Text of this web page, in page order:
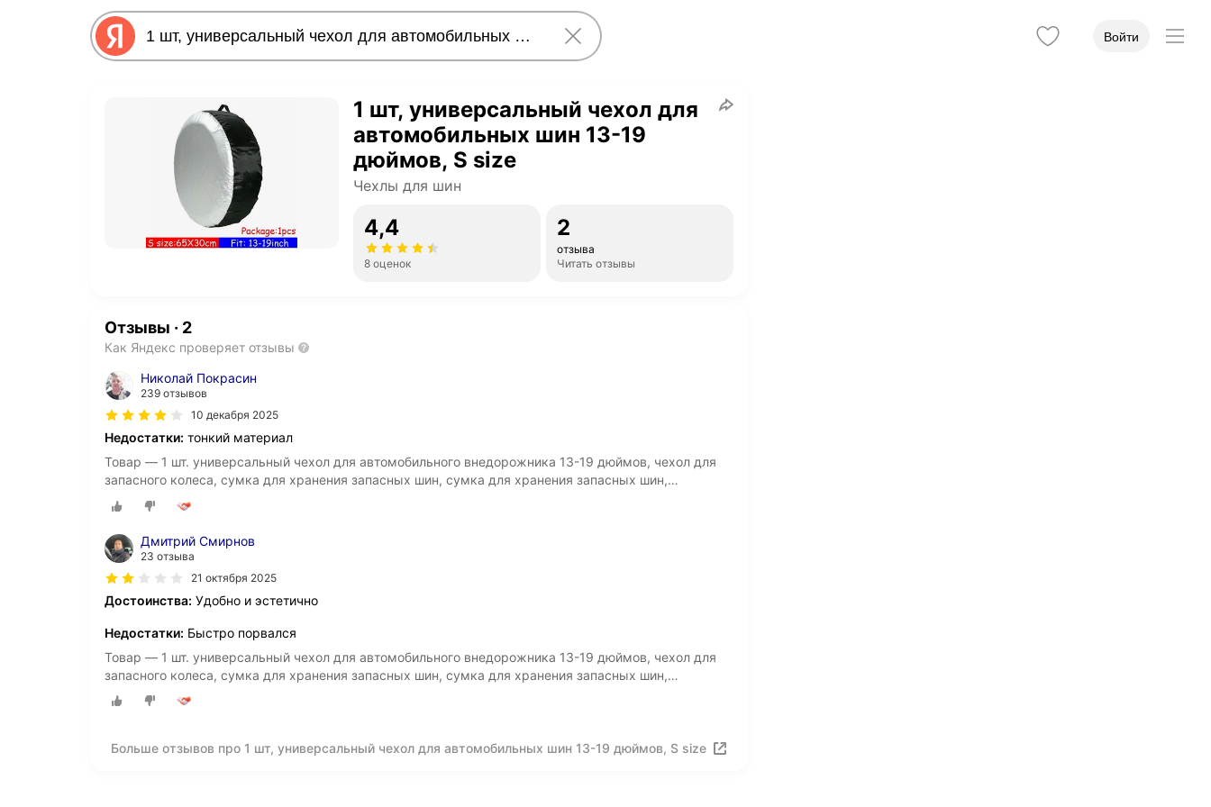
Войти
1 шт, универсальный чехол для
автомобильных шин 13-19
дюймов, S size
Чехлы для шин
4,4
8 оценок
2
отзыва
Читать отзывы
Отзывы · 2
Как Яндекс проверяет отзывы
Николай Покрасин
239 отзывов
10 декабря 2025
Недостатки: тонкий материал
Товар — 1 шт. универсальный чехол для автомобильного внедорожника 13-19 дюймов, чехол для
запасного колеса, сумка для хранения запасных шин, сумка для хранения запасных шин,
полиэстер, Оксфорд, чехол для покрышки на заказ
Дмитрий Смирнов
23 отзыва
21 октября 2025
Достоинства: Удобно и эстетично
Недостатки: Быстро порвался
Товар — 1 шт. универсальный чехол для автомобильного внедорожника 13-19 дюймов, чехол для
запасного колеса, сумка для хранения запасных шин, сумка для хранения запасных шин,
полиэстер, Оксфорд, чехол для покрышки на заказ
Больше отзывов про 1 шт, универсальный чехол для автомобильных шин 13-19 дюймов, S size